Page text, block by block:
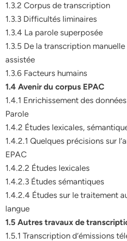
1.3.2 Corpus de transcription
1.3.3 Difficultés liminaires
1.3.4 La parole superposée
1.3.5 De la transcription
assistée
1.3.6 Facteurs humains
1.4 Avenir du corpus EPAC
1.4.1 Enrichissement des
Parole
1.4.2 Études lexicales,
1.4.2.1 Quelques précisions sur
EPAC
1.4.2.2 Études lexicales
1.4.2.3 Études sémantiques
1.4.2.4 Études sur le traitement
langue
1.5 Autres travaux de
1.5.1 Transcription d’émissions